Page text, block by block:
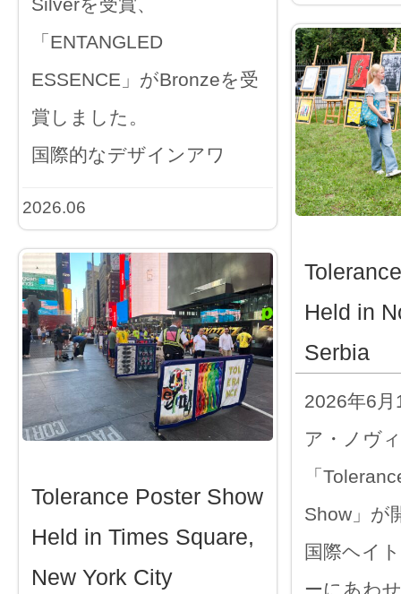
「ENTANGLED
ESSENCE」がBronzeを受
賞しました。
国際的なデザインアワ
2026.06
Held in
Serbia
2026年6
ア・ノヴ
「
Show」が
国際ヘイ
ーにあわ
Tolerance Poster Show
Held in Times Square,
New York City